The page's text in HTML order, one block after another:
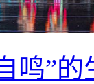
鸣”